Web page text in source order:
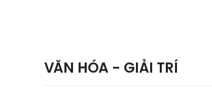
VĂN HÓA - GIẢI TRÍ